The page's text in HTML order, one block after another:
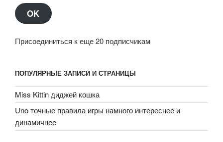
OK
Присоединиться к еще 20 подписчикам
ПОПУЛЯРНЫЕ ЗАПИСИ И СТРАНИЦЫ
Miss Kittin диджей кошка
Uno точные правила игры намного интереснее и
динамичнее